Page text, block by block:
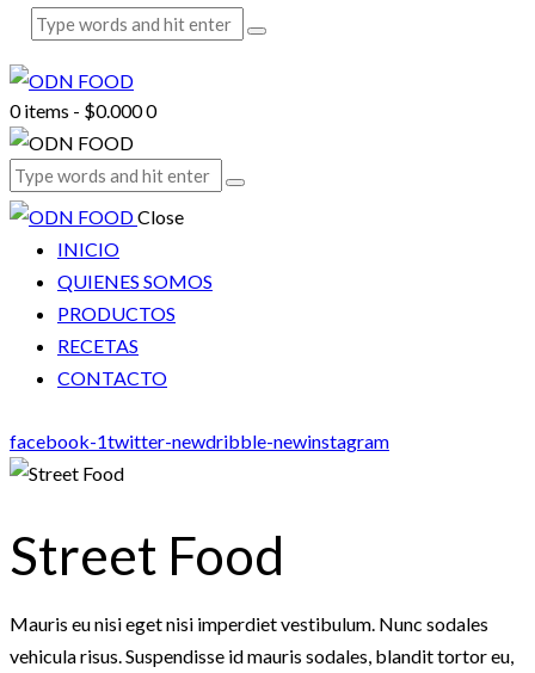
0 items - $0.0000
Close
INICIO
QUIENES SOMOS
PRODUCTOS
RECETAS
CONTACTO
facebook-1twitter-newdribble-newinstagram
Street Food
Mauris eu nisi eget nisi imperdiet vestibulum. Nunc sodales
vehicula risus. Suspendisse id mauris sodales, blandit tortor eu,